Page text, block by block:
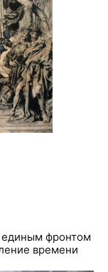
единым фронтом
времени